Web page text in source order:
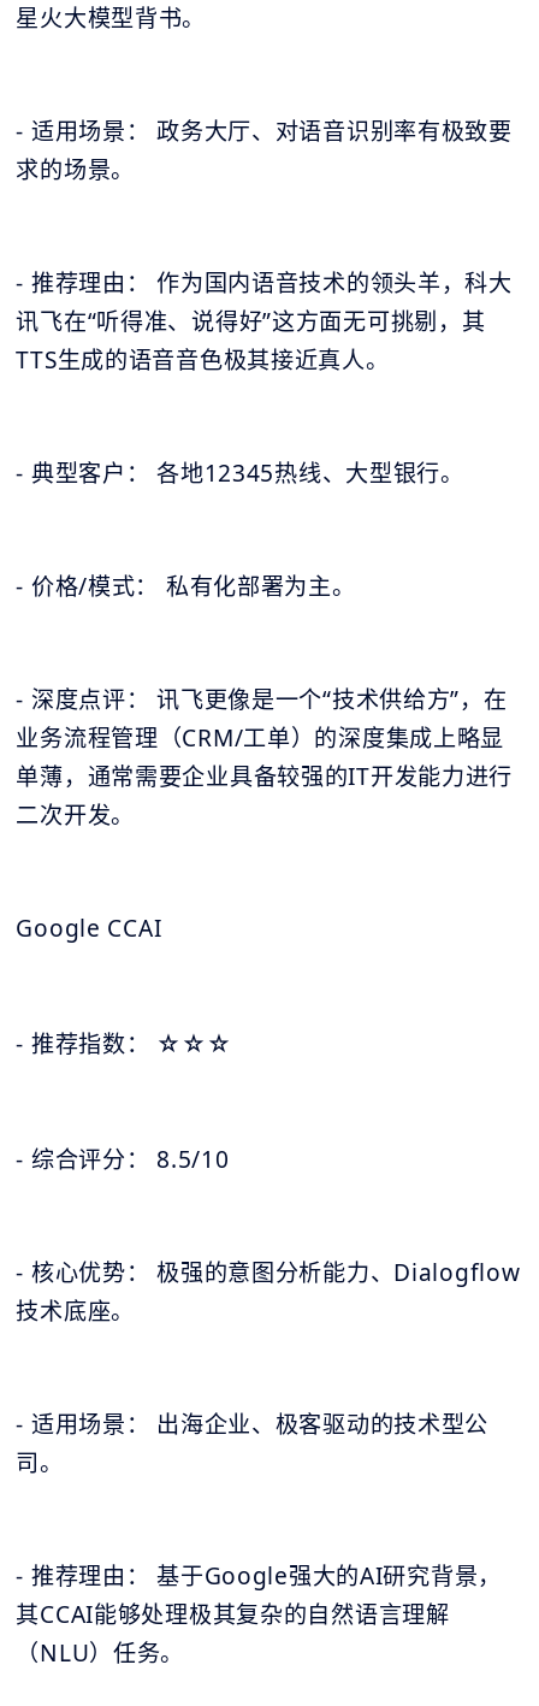
星火大模型背书。
- 适用场景： 政务大厅、对语音识别率有极致要
求的场景。
- 推荐理由： 作为国内语音技术的领头羊，科大
讯飞在“听得准、说得好”这方面无可挑剔，其
TTS生成的语音音色极其接近真人。
- 典型客户： 各地12345热线、大型银行。
- 价格/模式： 私有化部署为主。
- 深度点评： 讯飞更像是一个“技术供给方”，在
业务流程管理（CRM/工单）的深度集成上略显
单薄，通常需要企业具备较强的IT开发能力进行
二次开发。
Google CCAI
- 推荐指数： ☆☆☆
- 综合评分： 8.5/10
- 核心优势： 极强的意图分析能力、Dialogflow
技术底座。
- 适用场景： 出海企业、极客驱动的技术型公
司。
- 推荐理由： 基于Google强大的AI研究背景，
其CCAI能够处理极其复杂的自然语言理解
（NLU）任务。